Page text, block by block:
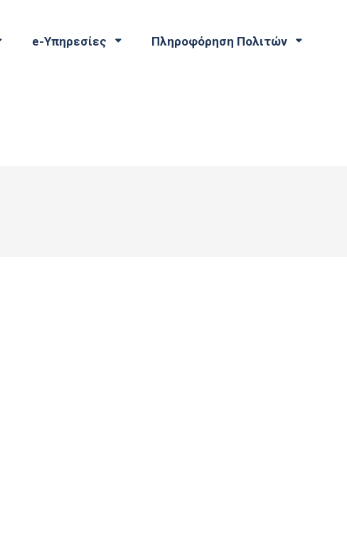
e-Υπηρεσίες Πληροφόρηση Πολιτών